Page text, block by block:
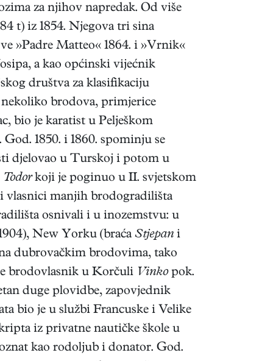
za njihov napredak. Od više
t) iz 1854. Njegova tri sina
»Padre Matteo« 1864. i »Vrnik«
a kao općinski vijećnik
društva za klasifikaciju
nekoliko brodova, primjerice
bio je karatist u Pelješkom
1850. i 1860. spominju se
djelovao u Turskoj i potom u
Todorkoji je poginuo u II. svjetskom
vlasnici manjih brodogradilišta
osnivali i u inozemstvu: u
New Yorku (braća Stjepan i
dubrovačkim brodovima, tako
brodovlasnik u Korčuli Vinkopok.
duge plovidbe, zapovjednik
bio je u službi Francuske i Velike
iz privatne nautičke škole u
kao rodoljub i donator. God.